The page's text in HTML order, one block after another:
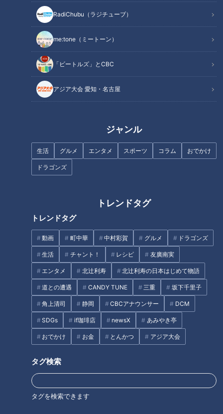
RadiChubu（ラジチューブ）
me:tone（ミートーン）
「ビートルズ」とCBC
アジア大会 愛知・名古屋
ジャンル
生活 グルメ エンタメ スポーツ コラム おでかけ
ドラゴンズ
トレンドタグ
トレンドタグ
動画 町中華 中村彩賀 グルメ ドラゴンズ
生活 チャント！ レシピ 友廣南実
エンタメ 北辻利寿 北辻利寿の日本はじめて物語
道との遭遇 CANDY TUNE 三重 坂下千里子
角上清司 静岡 CBCアナウンサー DCM
SDGs if珈琲店 newsX あみやき亭
おでかけ お金 とんかつ アジア大会
タグ検索
タグを検索できます
名古屋の初夏を彩る13,000発の
花火！待ちに待った２年ぶりの
開催「名港水上芸術花火」チケ
ットは5/1（木）12:00から一般
デパートのゴールド売場に行っ
てみた！魅惑の輝きに手は届く
のか？【デパチャン】
まるで宝石箱のような超豪華お
重が話題！黄葉に染まる愛知県
稲沢市を紅しょうががぶらり旅
超巨大!直径50cmニューヨーク
スタイルピザが味わえる話題の